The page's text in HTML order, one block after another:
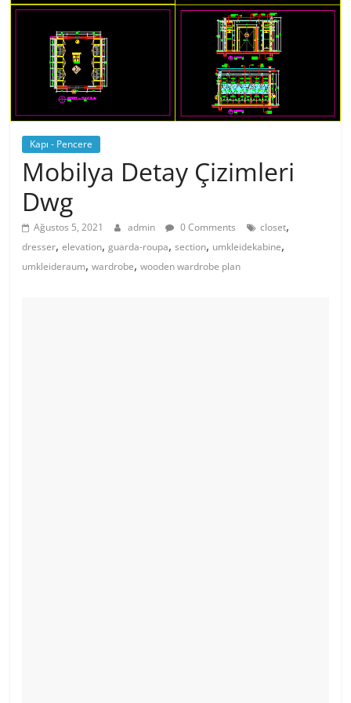
Kapı - Pencere
Mobilya Detay Çizimleri
Dwg
Ağustos 5, 2021 admin 0 Comments closet,
dresser,elevation,guarda-roupa,section, umkleidekabine,
umkleideraum,wardrobe,wooden wardrobe plan